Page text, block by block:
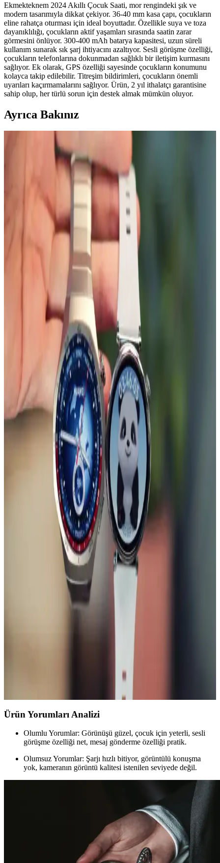
Ekmekteknem 2024 Akıllı Çocuk Saati, mor rengindeki şık ve
modern tasarımıyla dikkat çekiyor. 36-40 mm kasa çapı, çocukların
eline rahatça oturması için ideal boyuttadır. Özellikle suya ve toza
dayanıklılığı, çocukların aktif yaşamları sırasında saatin zarar
görmesini önlüyor. 300-400 mAh batarya kapasitesi, uzun süreli
kullanım sunarak sık şarj ihtiyacını azaltıyor. Sesli görüşme özelliği,
çocukların telefonlarına dokunmadan sağlıklı bir iletişim kurmasını
sağlıyor. Ek olarak, GPS özelliği sayesinde çocukların konumunu
kolayca takip edilebilir. Titreşim bildirimleri, çocukların önemli
uyarıları kaçırmamalarını sağlıyor. Ürün, 2 yıl ithalatçı garantisine
sahip olup, her türlü sorun için destek almak mümkün oluyor.
Ayrıca Bakınız
Samsung Galaxy Watch 6 için AktarMobile Silikon
Kayış İncelemesi ve Özellikleri
AktarMobile tarafından üretilen Samsung Galaxy Watch 6 için özel
silikon kayış, dayanıklı, estetik ve ayarlanabilir yapısıyla günlük ve
spor kullanıma uygun, çeşitli renk seçenekleri sunar.
Onkatech TD26 Akıllı Çocuk Takip Saati: Güvenlik
ve Teknolojinin En İyi Birleşimi
Onkatech TD26 çocuk takip saati, GPS ve diğer teknolojilerle
konum takibi, suya dayanıklılık ve iletişim özellikleriyle çocukların
güvenliğini sağlar, ebeveynlere iç huzuru sunar.
Huawei Watch Fit 2 için IPG ekran koruyucu
incelemesi ve kullanıcı deneyimleri
Huawei Watch Fit 2 akıllı saat için tasarlanmış IPG ekran koruyucu,
kullanım kolaylığı ve estetik avantajlar sunar. Ancak, uygulama
zorlukları ve dayanıklılık sınırlamaları göz önüne alınmalıdır.
Samsung Galaxy Watch İçin MobaxAksesuar Metal
Kordonlar: Şıklık ve Dayanıklılık Sunan Uyumlu
MobaxAksesuar metal kordonlar, Samsung Galaxy Watch serisiyle
uyumlu, dayanıklı ve şık tasarımıyla saatlerinize modern ve estetik
bir görünüm kazandırır, kullanım kolaylığı sağlar.
Huawei Watch GT Serisi ve Uyumlu Metal
Kordonlar: Özellikler ve Kullanıcı Yorumları
Huawei Watch GT serisi ve uyumlu metal kordonlar, dayanıklılık ve
şıklığı bir arada sunar. Kullanıcılar, ürünlerin kalite ve tasarımını
yüksek değerlendirmekte, montaj ve uyum konularında dikkatli
olunması gerektiğini belirtiyor.
Huawei Watch GT Serisi İçin MobaxAksesuar
Kordon: Şık ve Dayanıklı Tasarım
MobaxAksesuar kordon, Huawei Watch GT serisi saatleriniz için
şık, dayanıklı ve konforlu bir aksesuar seçeneği sunar. Farklı renk ve
tasarım seçenekleriyle saatlerinize modern bir görünüm kazandırır.
Nokia'nın Güncel Ürün Portföyü ve Teknolojik
Gelişmeleri Hakkında Bilgi
Nokia'nın güncel ürünleri ve teknolojik gelişmeleri hakkında bilgi
bulunmamaktadır. Marka, geçmişte dayanıklı ve uzun pil ömrüyle
bilinen akıllı telefonlar geliştirmiştir.
Tasarım, Pil ve Sağlık Özellikleri
takibi özellikleriyle öne çıkar. GT 5 Pro, uzun pil ömrü ve su
direnciyle dikkat çeker. Her iki saat de AMOLED ekran ve şık
Ürün Yorumları Analizi
Olumlu Yorumlar: Görünüşü güzel, çocuk için yeterli, sesli
görüşme özelliği net, mesaj gönderme özelliği pratik.
Olumsuz Yorumlar: Şarjı hızlı bitiyor, görüntülü konuşma
yok, kameranın görüntü kalitesi istenilen seviyede değil.